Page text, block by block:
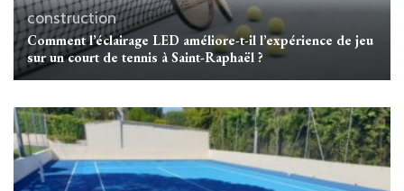
construction
Comment l’éclairage LED améliore-t-il l’expérience de jeu
sur un court de tennis à Saint-Raphaël ?